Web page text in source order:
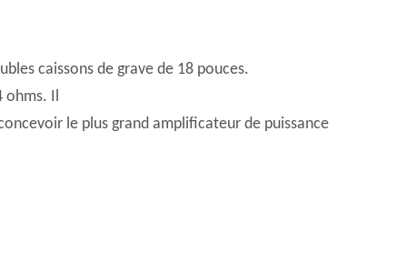
caissons de grave de 18 pouces.
ohms. Il
le plus grand amplificateur de puissance